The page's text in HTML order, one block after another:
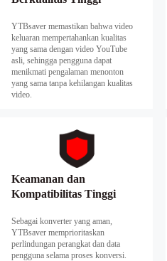
YTBsaver memastikan bahwa video
keluaran mempertahankan kualitas
yang sama dengan video YouTube
asli, sehingga pengguna dapat
menikmati pengalaman menonton
yang sama tanpa kehilangan kualitas
video.
Keamanan dan
Kompatibilitas Tinggi
Sebagai konverter yang aman,
YTBsaver memprioritaskan
perlindungan perangkat dan data
pengguna selama proses konversi.